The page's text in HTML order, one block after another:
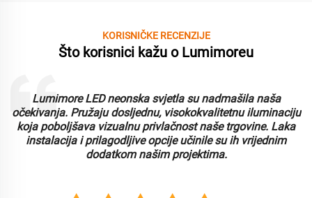
KORISNIČKE RECENZIJE
Što korisnici kažu o Lumimoreu
Lumimore LED neonska svjetla su nadmašila naša
očekivanja. Pružaju dosljednu, visokokvalitetnu iluminaciju
koja poboljšava vizualnu privlačnost naše trgovine. Laka
instalacija i prilagodljive opcije učinile su ih vrijednim
dodatkom našim projektima.